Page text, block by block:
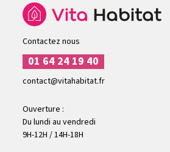
Contactez nous
01 64 24 19 40
contact@vitahabitat.fr
Ouverture :
Du lundi au vendredi
9H-12H / 14H-18H